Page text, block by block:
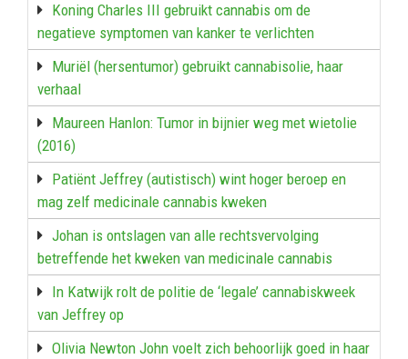
Koning Charles III gebruikt cannabis om de
negatieve symptomen van kanker te verlichten
Muriël (hersentumor) gebruikt cannabisolie, haar
verhaal
Maureen Hanlon: Tumor in bijnier weg met wietolie
(2016)
Patiënt Jeffrey (autistisch) wint hoger beroep en
mag zelf medicinale cannabis kweken
Johan is ontslagen van alle rechtsvervolging
betreffende het kweken van medicinale cannabis
In Katwijk rolt de politie de ‘legale’ cannabiskweek
van Jeffrey op
Olivia Newton John voelt zich behoorlijk goed in haar